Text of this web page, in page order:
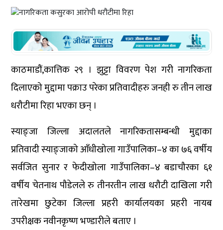
काठमाडौं,कात्तिक २९ । झुट्टा विवरण पेश गरी नागरिकता
दिलाएको मुद्दामा पक्राउ परेका प्रतिवादीहरु जनही रु तीन लाख
धरौटीमा रिहा भएका छन् ।
स्याङ्जा जिल्ला अदालतले नागरिकतासम्बन्धी मुद्दाका
प्रतिवादी स्याङ्जाको आँधीखोला गाउँपालिका–४ का ७६ वर्षीय
सर्वजित सुनार र फेदीखोला गाउँपालिका–४ बडाचौरका ६१
वर्षीय चेतनाथ पौडेलले रु तीनरतीन लाख धरौटी दाखिला गरी
तारेखमा छुटेका जिल्ला प्रहरी कार्यालयका प्रहरी नायब
उपरीक्षक नवीनकृष्ण भण्डारीले बताए ।